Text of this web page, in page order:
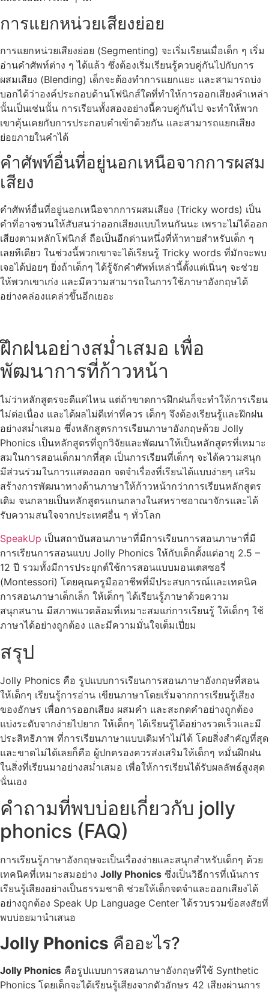
การแยกหน่วยเสียงย่อย
การแยกหน่วยเสียงย่อย (Segmenting) จะเริ่มเรียนเมื่อเด็ก ๆ เริ่ม
อ่านคำศัพท์ต่าง ๆ ได้แล้ว ซึ่งต้องเริ่มเรียนรู้ควบคู่กันไปกับการ
ผสมเสียง (Blending) เด็กจะต้องทำการแยกแยะ และสามารถบ่ง
บอกได้ว่าองค์ประกอบด้านโฟนิกส์ใดที่ทำให้การออกเสียงคำเหล่า
นั้นเป็นเช่นนั้น การเรียนทั้งสองอย่างนี้ควบคู่กันไป จะทำให้พวก
เขาคุ้นเคยกับการประกอบคำเข้าด้วยกัน และสามารถแยกเสียง
ย่อยภายในคำได้
คำศัพท์อื่นที่อยู่นอกเหนือจากการผสม
เสียง
คำศัพท์อื่นที่อยู่นอกเหนือจากการผสมเสียง (Tricky words) เป็น
คำที่อาจชวนให้สับสนว่าออกเสียงแบบไหนกันนะ เพราะไม่ได้ออก
เสียงตามหลักโฟนิกส์ ถือเป็นอีกด่านหนึ่งที่ท้าทายสำหรับเด็ก ๆ
เลยทีเดียว ในช่วงนี้พวกเขาจะได้เรียนรู้ Tricky words ที่มักจะพบ
เจอได้บ่อยๆ ยิ่งถ้าเด็กๆ ได้รู้จักคำศัพท์เหล่านี้ตั้งแต่เนิ่นๆ จะช่วย
ให้พวกเขาเก่ง และมีความสามารถในการใช้ภาษาอังกฤษได้
อย่างคล่องแคล่วขึ้นอีกเยอะ
ฝึกฝนอย่างสม่ำเสมอ เพื่อ
พัฒนาการที่ก้าวหน้า
ไม่ว่าหลักสูตรจะดีแค่ไหน แต่ถ้าขาดการฝึกฝนก็จะทำให้การเรียน
ไม่ต่อเนื่อง และได้ผลไม่ดีเท่าที่ควร เด็กๆ จึงต้องเรียนรู้และฝึกฝน
อย่างสม่ำเสมอ ซึ่งหลักสูตรการเรียนภาษาอังกฤษด้วย Jolly
Phonics เป็นหลักสูตรที่ถูกวิจัยและพัฒนาให้เป็นหลักสูตรที่เหมาะ
สมในการสอนเด็กมากที่สุด เป็นการเรียนที่เด็กๆ จะได้ความสนุก
มีส่วนร่วมในการแสดงออก จดจำเรื่องที่เรียนได้แบบง่ายๆ เสริม
สร้างการพัฒนาทางด้านภาษาให้ก้าวหน้ากว่าการเรียนหลักสูตร
เดิม จนกลายเป็นหลักสูตรแกนกลางในสหราชอาณาจักรและได้
รับความสนใจจากประเทศอื่น ๆ ทั่วโลก
SpeakUp เป็นสถาบันสอนภาษาที่มีการเรียนการสอนภาษาที่มี
การเรียนการสอนแบบ Jolly Phonics ให้กับเด็กตั้งแต่อายุ 2.5 –
12 ปี รวมทั้งมีการประยุกต์ใช้การสอนแบบมอนเตสซอรี่
(Montessori) โดยคุณครูมืออาชีพที่มีประสบการณ์และเทคนิค
การสอนภาษาเด็กเล็ก ให้เด็กๆ ได้เรียนรู้ภาษาด้วยความ
สนุกสนาน มีสภาพแวดล้อมที่เหมาะสมแก่การเรียนรู้ ให้เด็กๆ ใช้
ภาษาได้อย่างถูกต้อง และมีความมั่นใจเต็มเปี่ยม
สรุป
Jolly Phonics คือ รูปแบบการเรียนการสอนภาษาอังกฤษที่สอน
ให้เด็กๆ เรียนรู้การอ่าน เขียนภาษาโดยเริ่มจากการเรียนรู้เสียง
ของอักษร เพื่อการออกเสียง ผสมคำ และสะกดคำอย่างถูกต้อง
แบ่งระดับจากง่ายไปยาก ให้เด็กๆ ได้เรียนรู้ได้อย่างรวดเร็วและมี
ประสิทธิภาพ ที่การเรียนภาษาแบบเดิมทำไม่ได้ โดยสิ่งสำคัญที่สุด
และขาดไม่ได้เลยก็คือ ผู้ปกครองควรส่งเสริมให้เด็กๆ หมั่นฝึกฝน
ในสิ่งที่เรียนมาอย่างสม่ำเสมอ เพื่อให้การเรียนได้รับผลลัพธ์สูงสุด
นั่นเอง
คำถามที่พบบ่อยเกี่ยวกับ jolly
phonics (FAQ)
การเรียนรู้ภาษาอังกฤษจะเป็นเรื่องง่ายและสนุกสำหรับเด็กๆ ด้วย
เทคนิคที่เหมาะสมอย่าง Jolly Phonics ซึ่งเป็นวิธีการที่เน้นการ
เรียนรู้เสียงอย่างเป็นธรรมชาติ ช่วยให้เด็กจดจำและออกเสียงได้
อย่างถูกต้อง Speak Up Language Center ได้รวบรวมข้อสงสัยที่
พบบ่อยมานำเสนอ
Jolly Phonics คืออะไร?
Jolly Phonics คือรูปแบบการสอนภาษาอังกฤษที่ใช้ Synthetic
Phonics โดยเด็กจะได้เรียนรู้เสียงจากตัวอักษร 42 เสียงผ่านการ